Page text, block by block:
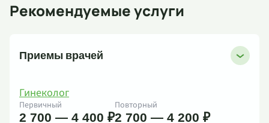
Рекомендуемые услуги
Приемы врачей
Гинеколог
Первичный
2 700 — 4 400 ₽
Повторный
2 700 — 4 200 ₽